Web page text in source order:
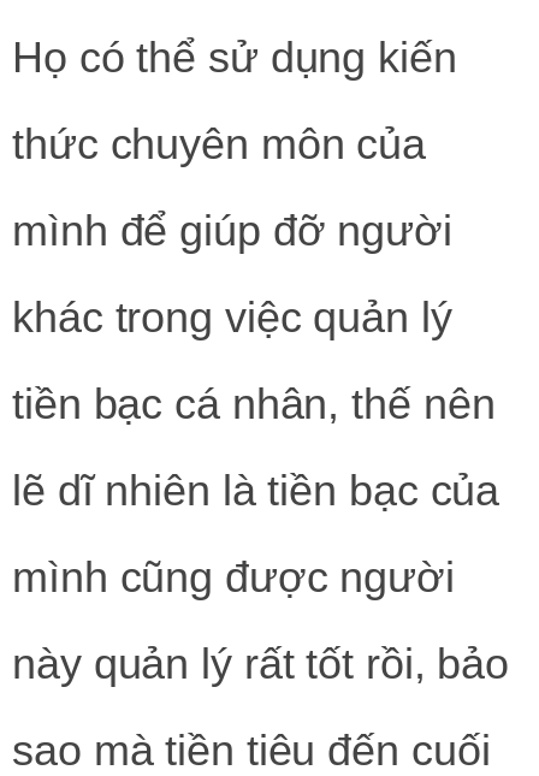
Họ có thể sử dụng kiến
thức chuyên môn của
mình để giúp đỡ người
khác trong việc quản lý
tiền bạc cá nhân, thế nên
lẽ dĩ nhiên là tiền bạc của
mình cũng được người
này quản lý rất tốt rồi, bảo
sao mà tiền tiêu đến cuối